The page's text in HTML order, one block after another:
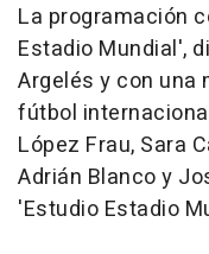
La programación
Estadio Mundial',
Argelés y con una
fútbol
López Frau, Sara
Adrián Blanco y
'Estudio Estadio